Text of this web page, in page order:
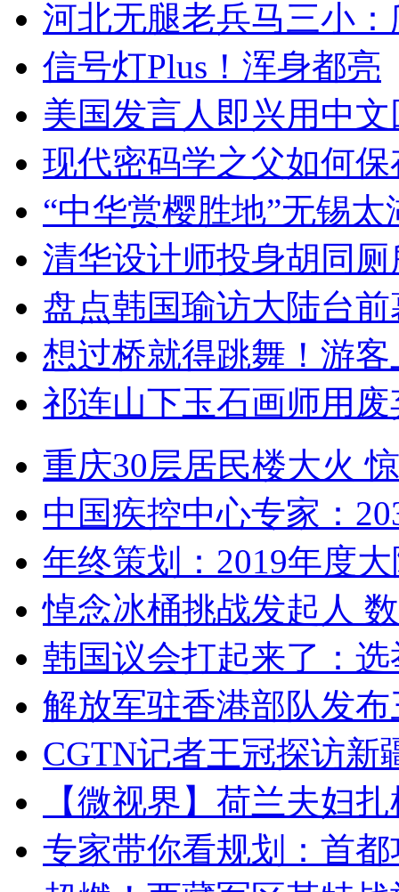
河北无腿老兵马三小
信号灯Plus！浑身都亮
美国发言人即兴用中
现代密码学之父如何
“中华赏樱胜地”无锡
清华设计师投身胡同
盘点韩国瑜访大陆台
想过桥就得跳舞！游客
祁连山下玉石画师用
重庆30层居民楼大火
中国疾控中心专家：
年终策划：2019年度
悼念冰桶挑战发起人
韩国议会打起来了：
解放军驻香港部队发
CGTN记者王冠探访新
【微视界】荷兰夫妇
专家带你看规划：首